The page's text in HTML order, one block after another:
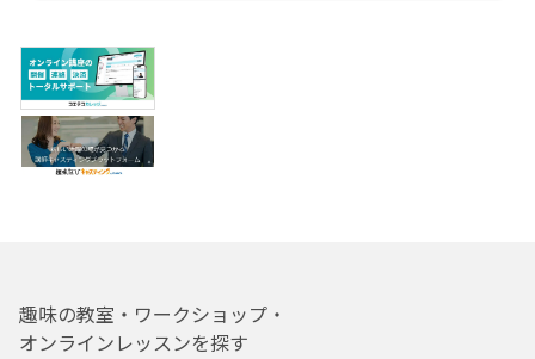
趣味の教室・ワークショップ・
オンラインレッスンを探す